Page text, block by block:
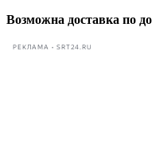
Возможна доставка по
РЕКЛАМА • SRT24.RU